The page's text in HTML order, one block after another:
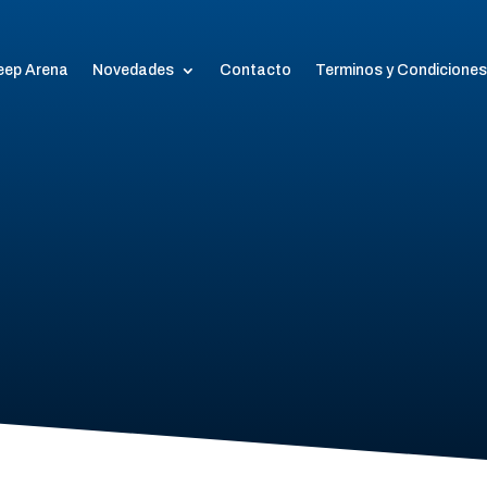
Arena Novedades Contacto Terminos y Condiciones